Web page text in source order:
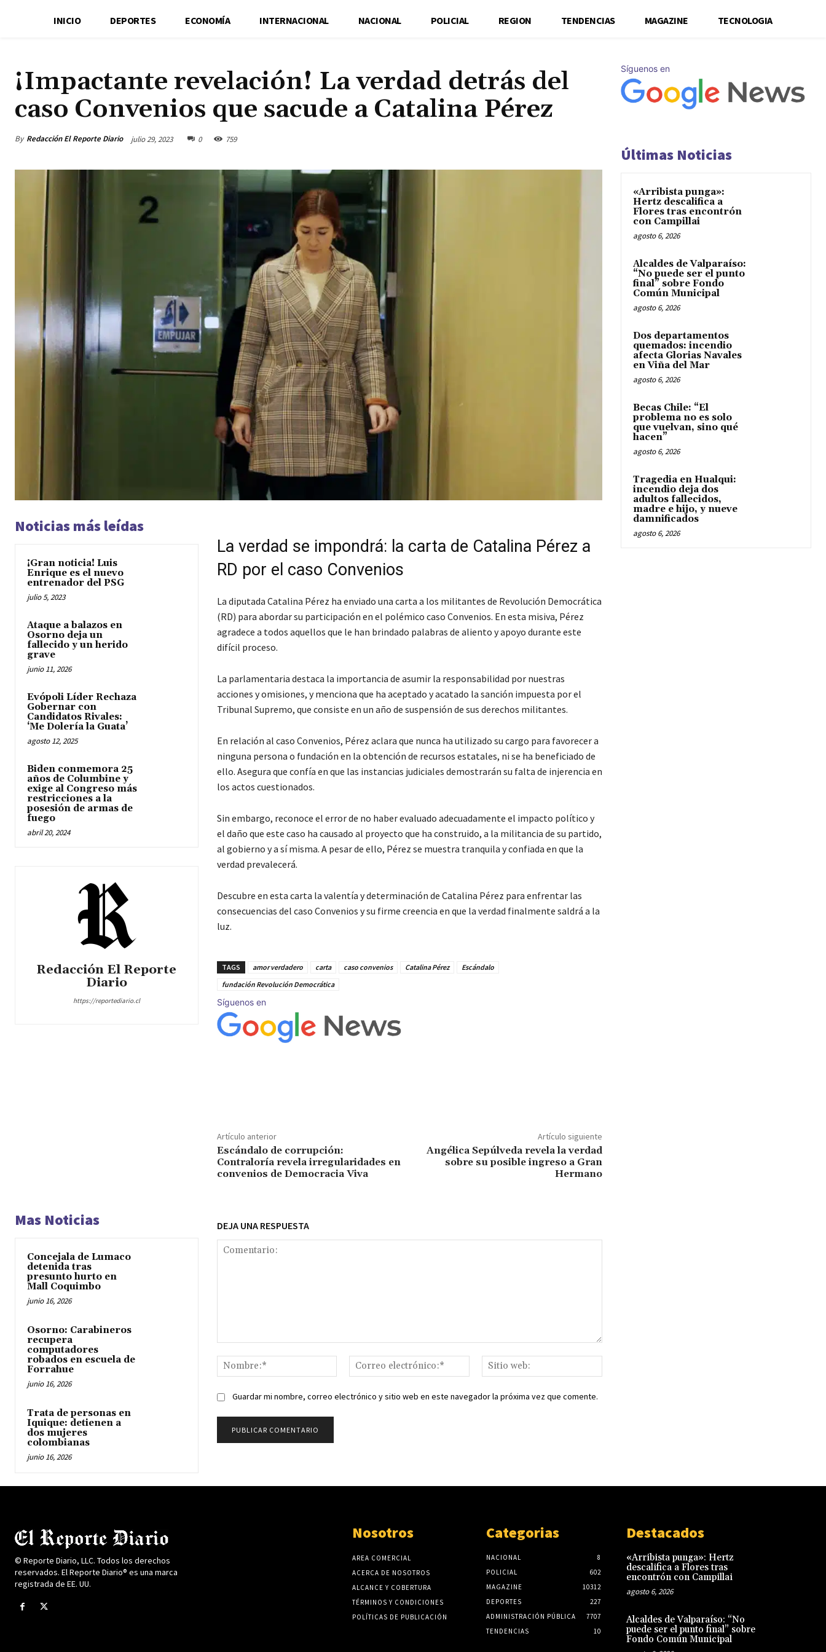
INICIO DEPORTES ECONOMÍA INTERNACIONAL NACIONAL POLICIAL REGION TENDENCIAS MAGAZINE TECNOLOGIA
¡Impactante revelación! La verdad detrás del
caso Convenios que sacude a Catalina Pérez
By Redacción El Reporte Diario julio 29, 2023 0 759
Noticias más leídas
¡Gran noticia! Luis
Enrique es el nuevo
entrenador del PSG
julio 5, 2023
Ataque a balazos en
Osorno deja un
fallecido y un herido
grave
junio 11, 2026
Evópoli Líder Rechaza
Gobernar con
Candidatos Rivales:
‘Me Dolería la Guata’
agosto 12, 2025
Biden conmemora 25
años de Columbine y
exige al Congreso más
restricciones a la
posesión de armas de
fuego
abril 20, 2024
Redacción El Reporte
Diario
https://reportediario.cl
La verdad se impondrá: la carta de Catalina Pérez a
RD por el caso Convenios
La diputada Catalina Pérez ha enviado una carta a los militantes de Revolución Democrática
(RD) para abordar su participación en el polémico caso Convenios. En esta misiva, Pérez
agradece a todos aquellos que le han brindado palabras de aliento y apoyo durante este
difícil proceso.
La parlamentaria destaca la importancia de asumir la responsabilidad por nuestras
acciones y omisiones, y menciona que ha aceptado y acatado la sanción impuesta por el
Tribunal Supremo, que consiste en un año de suspensión de sus derechos militantes.
En relación al caso Convenios, Pérez aclara que nunca ha utilizado su cargo para favorecer a
ninguna persona o fundación en la obtención de recursos estatales, ni se ha beneficiado de
ello. Asegura que confía en que las instancias judiciales demostrarán su falta de injerencia en
los actos cuestionados.
Sin embargo, reconoce el error de no haber evaluado adecuadamente el impacto político y
el daño que este caso ha causado al proyecto que ha construido, a la militancia de su partido,
al gobierno y a sí misma. A pesar de ello, Pérez se muestra tranquila y confiada en que la
verdad prevalecerá.
Descubre en esta carta la valentía y determinación de Catalina Pérez para enfrentar las
consecuencias del caso Convenios y su firme creencia en que la verdad finalmente saldrá a la
luz.
TAGS amor verdadero carta caso convenios Catalina Pérez
Escándalo
fundación Revolución Democrática
Síguenos en
Artículo anterior
Escándalo de corrupción:
Contraloría revela irregularidades en
convenios de Democracia Viva
Artículo siguiente
Angélica Sepúlveda revela la verdad
sobre su posible ingreso a Gran
Hermano
Mas Noticias
Concejala de Lumaco
detenida tras
presunto hurto en
Mall Coquimbo
junio 16, 2026
Osorno: Carabineros
recupera
computadores
robados en escuela de
Forrahue
junio 16, 2026
Trata de personas en
Iquique: detienen a
dos mujeres
colombianas
junio 16, 2026
DEJA UNA RESPUESTA
Nombre:*
Correo
electrónico:*
web:
Guardar mi nombre, correo electrónico y sitio web en este navegador la próxima vez que comente.
Síguenos en
Últimas Noticias
«Arribista punga»:
Hertz descalifica a
Flores tras encontrón
con Campillai
agosto 6, 2026
Alcaldes de Valparaíso:
“No puede ser el punto
final” sobre Fondo
Común Municipal
agosto 6, 2026
Dos departamentos
quemados: incendio
afecta Glorias Navales
en Viña del Mar
agosto 6, 2026
Becas Chile: “El
problema no es solo
que vuelvan, sino qué
hacen”
agosto 6, 2026
Tragedia en Hualqui:
incendio deja dos
adultos fallecidos,
madre e hijo, y nueve
damnificados
agosto 6, 2026
© Reporte Diario, LLC. Todos los derechos
reservados. El Reporte Diario® es una marca
registrada de EE. UU.
Nosotros
AREA COMERCIAL
ACERCA DE NOSOTROS
ALCANCE Y COBERTURA
TÉRMINOS Y CONDICIONES
POLÍTICAS DE PUBLICACIÓN
Categorias
NACIONAL
8
POLICIAL
602
MAGAZINE
10312
DEPORTES
227
ADMINISTRACIÓN PÚBLICA
7707
TENDENCIAS
10
Destacados
«Arribista punga»: Hertz
descalifica a Flores tras
encontrón con Campillai
agosto 6, 2026
Alcaldes de Valparaíso: “No
puede ser el punto final” sobre
Fondo Común Municipal